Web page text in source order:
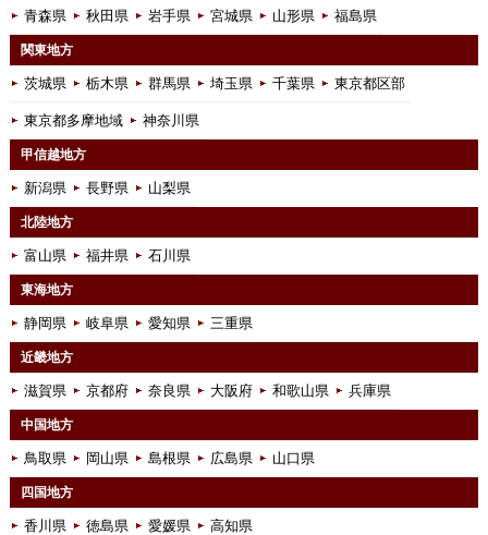
青森県 秋田県 岩手県 宮城県 山形県 福島県
関東地方
茨城県 栃木県 群馬県 埼玉県 千葉県 東京都区部
東京都多摩地域 神奈川県
甲信越地方
新潟県 長野県 山梨県
北陸地方
富山県 福井県 石川県
東海地方
静岡県 岐阜県 愛知県 三重県
近畿地方
滋賀県 京都府 奈良県 大阪府 和歌山県 兵庫県
中国地方
鳥取県 岡山県 島根県 広島県 山口県
四国地方
香川県 徳島県 愛媛県 高知県